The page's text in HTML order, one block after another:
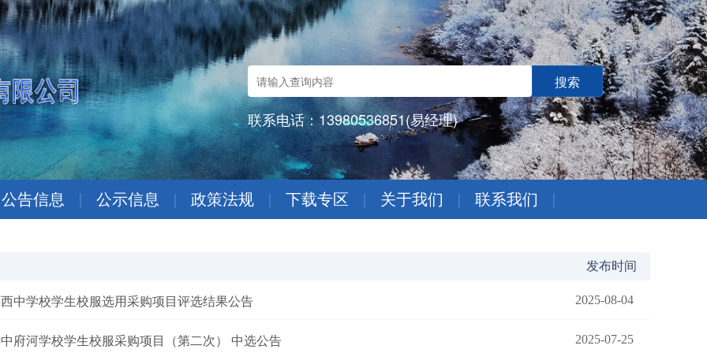
联系电话：13980536851(易经理)
公告信息 | 公示信息 | 政策法规 | 下载专区 | 关于我们 | 联系我们 |
发布时间
中学校学生校服选用采购项目评选结果公告 2025-08-04
府河学校学生校服采购项目（第二次） 中选公告 2025-07-25